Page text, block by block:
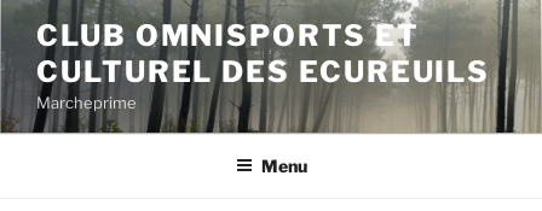
Aller
contenu
principal
CLUB OMNISPORTS ET
CULTUREL DES ECUREUILS
Marcheprime
Menu